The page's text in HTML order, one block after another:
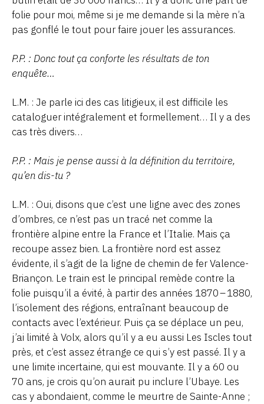
folie pour moi, même si je me demande si la mère n’a
pas gonflé le tout pour faire jouer les assurances.
P.P. : Donc tout ça conforte les résultats de ton
enquête…
L.M. : Je parle ici des cas litigieux, il est difficile les
cataloguer intégralement et formellement… Il y a des
cas très divers…
P.P. : Mais je pense aussi à la définition du territoire,
qu’en dis-tu ?
L.M. : Oui, disons que c’est une ligne avec des zones
d’ombres, ce n’est pas un tracé net comme la
frontière alpine entre la France et l’Italie. Mais ça
recoupe assez bien. La frontière nord est assez
évidente, il s’agit de la ligne de chemin de fer Valence-
Briançon. Le train est le principal remède contre la
folie puisqu’il a évité, à partir des années 1870 – 1880,
l’isolement des régions, entraînant beaucoup de
contacts avec l’extérieur. Puis ça se déplace un peu,
j’ai limité à Volx, alors qu’il y a eu aussi Les Iscles tout
près, et c’est assez étrange ce qui s’y est passé. Il y a
une limite incertaine, qui est mouvante. Il y a 60 ou
70 ans, je crois qu’on aurait pu inclure l’Ubaye. Les
cas y abondaient, comme le meurtre de Sainte-Anne ;